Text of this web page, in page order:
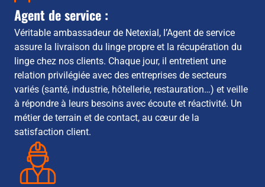
Agent de service :
Véritable ambassadeur de Netexial, l’Agent de service
assure la livraison du linge propre et la récupération du
linge chez nos clients. Chaque jour, il entretient une
relation privilégiée avec des entreprises de secteurs
variés (santé, industrie, hôtellerie, restauration…) et veille
à répondre à leurs besoins avec écoute et réactivité. Un
métier de terrain et de contact, au cœur de la
satisfaction client.